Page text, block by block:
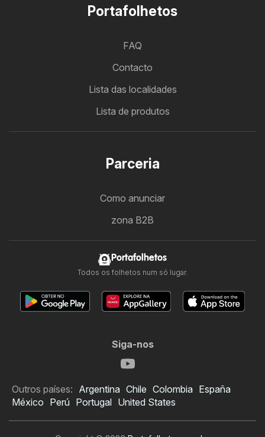
Portafolhetos
FAQ
Contacto
Lista das localidades
Lista de produtos
Parceria
Como anunciar
zona B2B
Portafolhetos
Todos os folhetos num só lugar.
Siga-nos
Outros países: Argentina Chile Colombia España
México Perú Portugal United States